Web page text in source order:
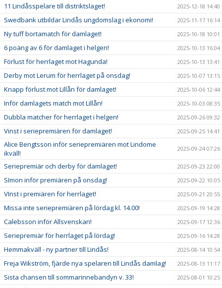
11 Lindåsspelare till distriktslaget! 2025-12-18 14:40
Swedbank utbildar Lindås ungdomslag i ekonomi! 2025-11-17 16:14
Ny tuff bortamatch för damlaget! 2025-10-18 10:01
6 poäng av 6 för damlaget i helgen! 2025-10-13 16:04
Förlust för herrlaget mot Hagunda! 2025-10-13 13:41
Derby mot Lerum för herrlaget på onsdag! 2025-10-07 13:15
Knapp förlust mot Lillån för damlaget! 2025-10-06 12:44
Inför damlagets match mot Lillån! 2025-10-03 08:35
Dubbla matcher för herrlaget i helgen! 2025-09-26 09:32
Vinst i seriepremiären för damlaget! 2025-09-25 14:41
Alice Bengtsson inför seriepremiären mot Lindome
ikväll!
2025-09-24 07:26
Seriepremiär och derby för damlaget! 2025-09-23 22:00
SImon inför premiären på onsdag! 2025-09-22 10:05
VInst i premiären för herrlaget! 2025-09-21 20:55
Missa inte seriepremiären på lördag kl. 14.00! 2025-09-19 14:28
Calebsson inför Allsvenskan! 2025-09-17 12:36
Seriepremiär för herrlaget på lördag! 2025-09-16 14:28
Hemmakväll - ny partner till Lindås! 2025-08-14 10:54
Freja Wikström, fjärde nya spelaren till Lindås damlag! 2025-08-13 11:17
Sista chansen till sommarinnebandyn v. 33! 2025-08-01 10:25